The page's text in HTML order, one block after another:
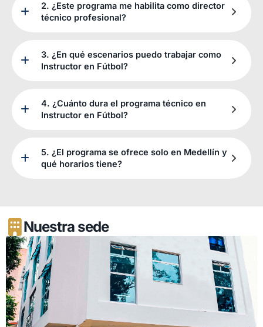
2. ¿Este programa me habilita como director
técnico profesional?
3. ¿En qué escenarios puedo trabajar como
Instructor en Fútbol?
4. ¿Cuánto dura el programa técnico en
Instructor en Fútbol?
5. ¿El programa se ofrece solo en Medellín y
qué horarios tiene?
Nuestra sede